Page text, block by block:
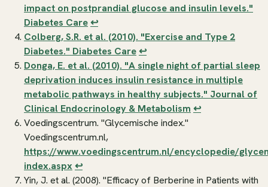
impact on postprandial glucose and insulin levels."
Diabetes Care↩
Colberg, S.R. et al. (2010). "Exercise and Type 2
Diabetes." Diabetes Care↩
Donga, E. et al. (2010). "A single night of partial sleep
deprivation induces insulin resistance in multiple
metabolic pathways in healthy subjects." Journal of
Clinical Endocrinology & Metabolism ↩
Voedingscentrum. "Glycemische index."
Voedingscentrum.nl,
https://www.voedingscentrum.nl/encyclopedie/
index.aspx ↩
Yin, J. et al. (2008). "Efficacy of Berberine in Patients with